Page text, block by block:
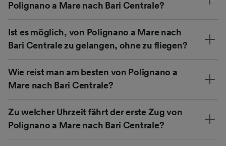
Polignano a Mare nach Bari Centrale?
Ist es möglich, von Polignano a Mare nach
Bari Centrale zu gelangen, ohne zu fliegen?
Wie reist man am besten von Polignano a
Mare nach Bari Centrale?
Zu welcher Uhrzeit fährt der erste Zug von
Polignano a Mare nach Bari Centrale?